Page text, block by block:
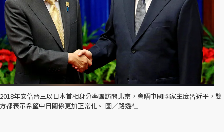
2018年安倍晉三以日本首相身分率團訪問北京，會晤中國國家主度習近平，雙
方都表示希望中日關係更加正常化。 圖／路透社